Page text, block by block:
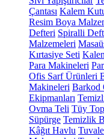
Çantası Kalem
Resim Boya
Defteri Spiralli
Malzemeleri
Kırtasiye Seti
Para Makineleri
Ofis Sarf Ürünleri
Makineleri Barkod
Ekipmanları
Ovma Teli Tüy
Süpürge Temizlik
Kâğıt Havlu